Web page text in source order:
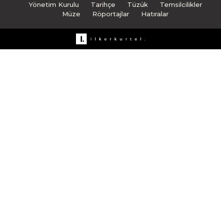
Yönetim Kurulu Tarihçe Tüzük
Temsilcilikler
Müze
Röportajlar Hatıralar